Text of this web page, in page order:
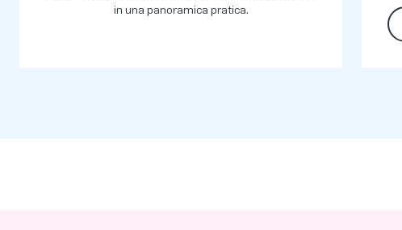
in una panoramica pratica.